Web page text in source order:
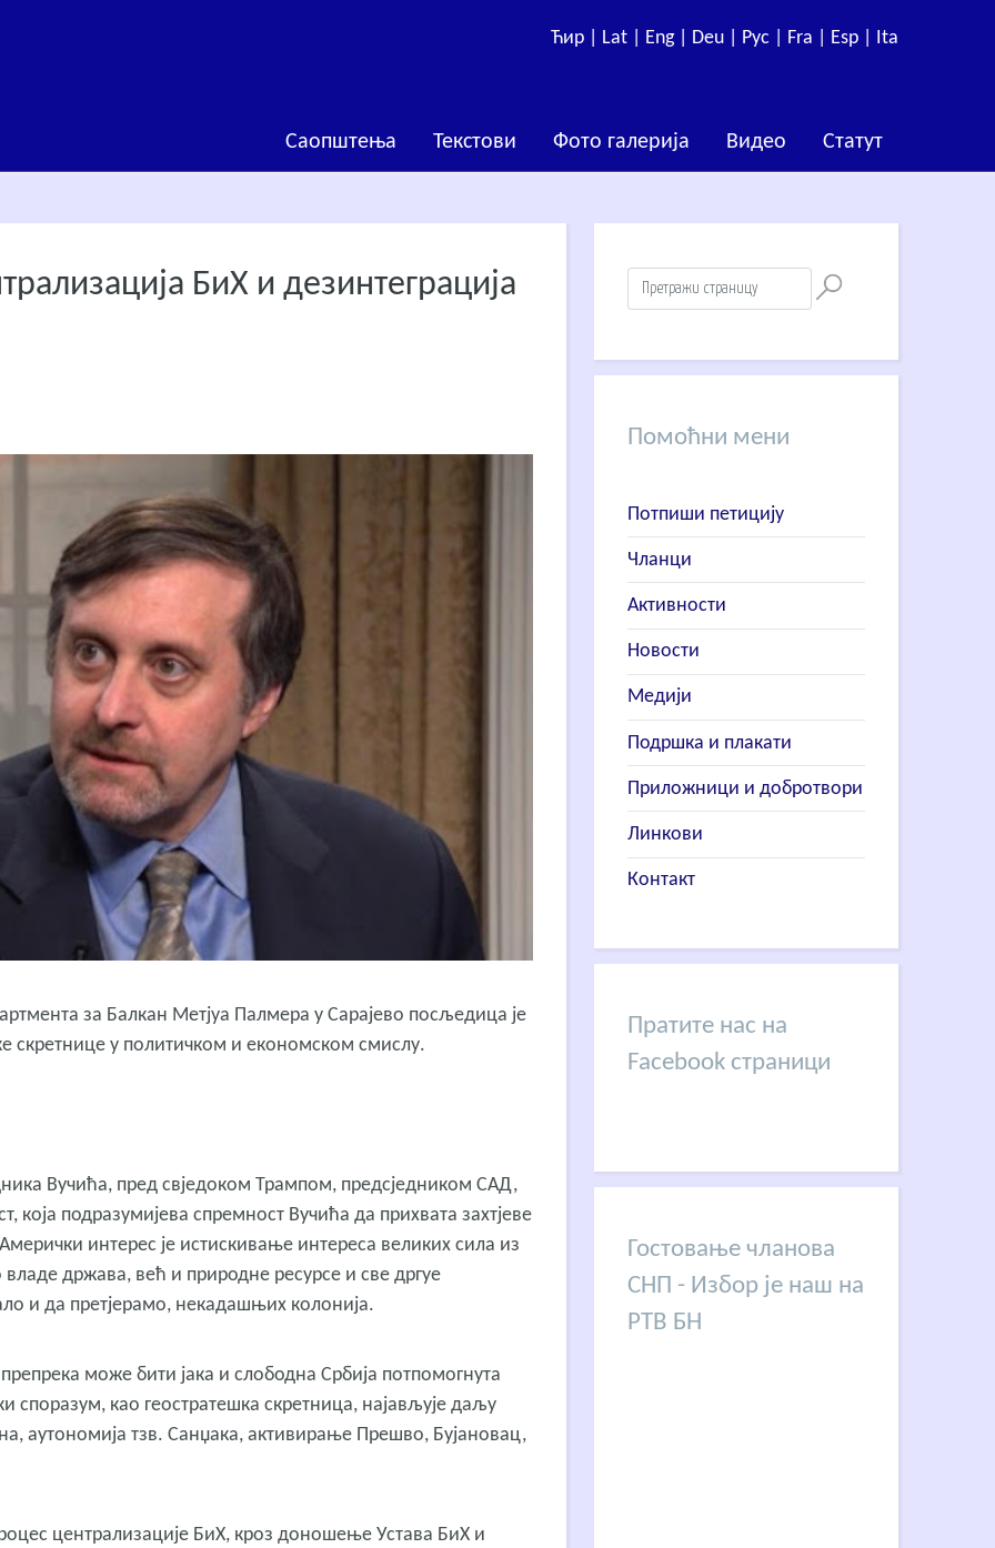
Ћир | Lat | Eng | Deu | Рус | Fra | Esp | Ita
Саопштења Текстови Фото галерија Видео Статут
БиХ и дезинтеграција
за Балкан Метјуа Палмера у Сарајево посљедица је
скретнице у политичком и економском смислу.
Вучића, пред свједоком Трампом, предсједником САД,
која подразумијева спремност Вучића да прихвата захтјеве
интерес је истискивање интереса великих сила из
држава, већ и природне ресурсе и све дргуе
и да претјерамо, некадашњих колонија.
може бити јака и слободна Србија потпомогнута
као геостратешка скретница, најављује даљу
аутономија тзв. Санџака, активирање Прешво, Бујановац,
централизације БиХ, кроз доношење Устава БиХ и
Помоћни мени
Потпиши петицију
Чланци
Активности
Новости
Медији
Подршка и плакати
Приложници и добротвори
Линкови
Контакт
Пратите нас на
Facebook страници
Гостовање чланова
СНП - Избор је наш на
РТВ БН